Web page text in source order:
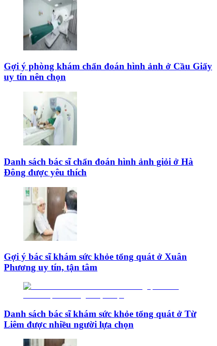
Gợi ý phòng khám chẩn đoán hình ảnh ở Cầu Giấy
uy tín nên chọn
Danh sách bác sĩ chẩn đoán hình ảnh giỏi ở Hà
Đông được yêu thích
Gợi ý bác sĩ khám sức khỏe tổng quát ở Xuân
Phương uy tín, tận tâm
Danh sách bác sĩ khám sức khỏe tổng quát ở Từ
Liêm được nhiều người lựa chọn